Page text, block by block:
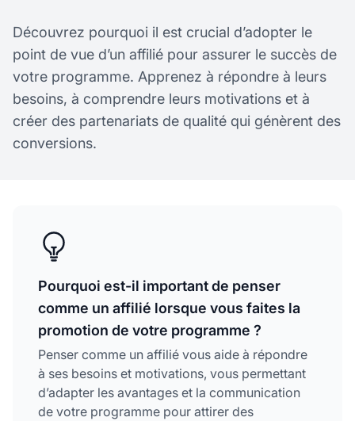
Découvrez pourquoi il est crucial d’adopter le
point de vue d’un affilié pour assurer le succès de
votre programme. Apprenez à répondre à leurs
besoins, à comprendre leurs motivations et à
créer des partenariats de qualité qui génèrent des
conversions.
Pourquoi est-il important de penser
comme un affilié lorsque vous faites la
promotion de votre programme ?
Penser comme un affilié vous aide à répondre
à ses besoins et motivations, vous permettant
d’adapter les avantages et la communication
de votre programme pour attirer des